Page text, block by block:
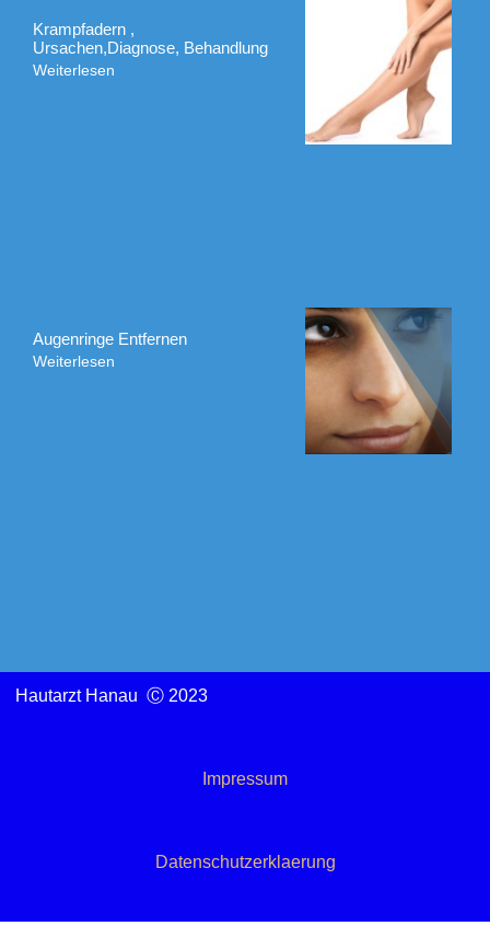
Krampfadern ,
Ursachen,Diagnose, Behandlung
Weiterlesen
Augenringe Entfernen
Weiterlesen
Hautarzt Hanau Ⓒ 2023
Impressum
Datenschutzerklaerung